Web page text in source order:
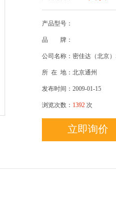
产品型号：
品 牌：
公司名称：密佳达（北京
所 在 地：北京通州
发布时间：2009-01-15
浏览次数： 1392 次
立即询价